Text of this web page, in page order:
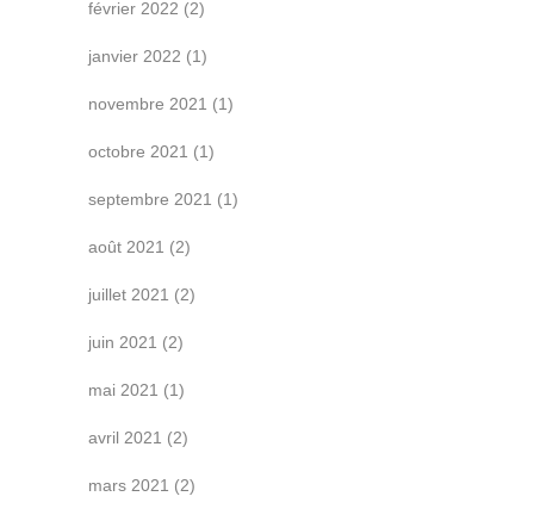
février 2022 (2)
janvier 2022 (1)
novembre 2021 (1)
octobre 2021 (1)
septembre 2021 (1)
août 2021 (2)
juillet 2021 (2)
juin 2021 (2)
mai 2021 (1)
avril 2021 (2)
mars 2021 (2)